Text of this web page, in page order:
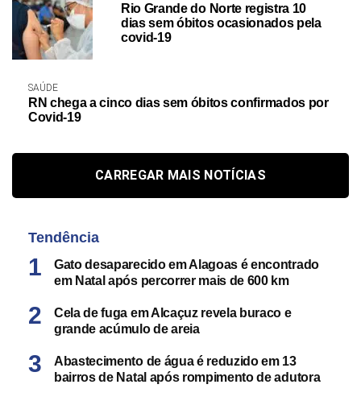
Rio Grande do Norte registra 10
dias sem óbitos ocasionados pela
covid-19
SAÚDE
RN chega a cinco dias sem óbitos confirmados por
Covid-19
CARREGAR MAIS NOTÍCIAS
Tendência
Gato desaparecido em Alagoas é encontrado
em Natal após percorrer mais de 600 km
Cela de fuga em Alcaçuz revela buraco e
grande acúmulo de areia
Abastecimento de água é reduzido em 13
bairros de Natal após rompimento de adutora